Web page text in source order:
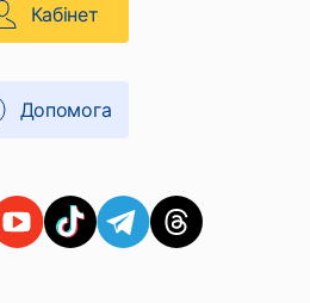
Кабінет
Допомога